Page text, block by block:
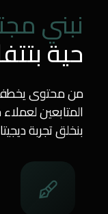
نبني
حية
من محتوى يخطف
المتابعين
بنخلق تجربة